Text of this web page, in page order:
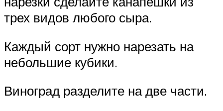
трех видов любого сыра.
Каждый сорт нужно нарезать на
небольшие кубики.
Виноград разделите на две части.